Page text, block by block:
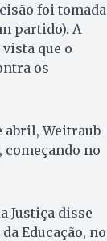
foi tomada
partido). A
que o
os
abril, Weitraub
começando no
Justiça disse
Educação, no